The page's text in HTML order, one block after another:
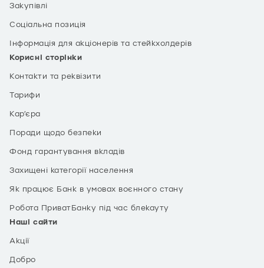
Закупівлі
Соціальна позиція
Інформація для акціонерів та стейкхолдерів
Корисні сторінки
Контакти та реквізити
Тарифи
Кар’єра
Поради щодо безпеки
Фонд гарантування вкладів
Захищені категорії населення
Як працює Банк в умовах воєнного стану
Робота ПриватБанку під час блекауту
Наші сайти
Акції
Добро